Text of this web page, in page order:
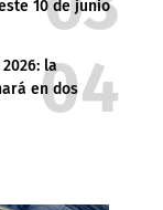
10 de junio
la
en dos